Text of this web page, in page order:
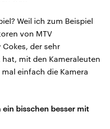
Weil ich zum Beispiel
von MTV
Cokes, der sehr
mit den Kameraleuten
einfach die Kamera
ein bisschen besser mit